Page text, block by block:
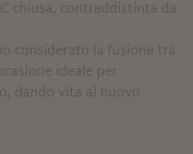
chiusa, contraddistinta da
considerato la fusione tra
ideale per
dando vita al nuovo